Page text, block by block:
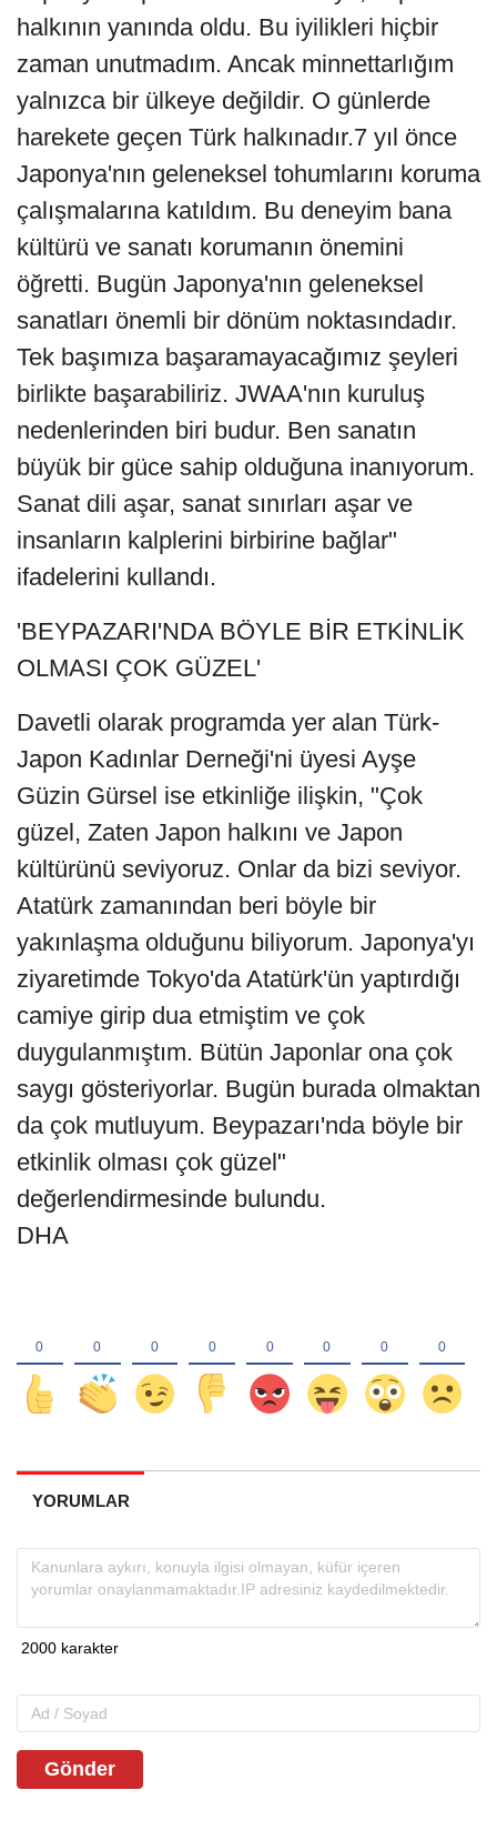
halkının yanında oldu. Bu iyilikleri hiçbir
zaman unutmadım. Ancak minnettarlığım
yalnızca bir ülkeye değildir. O günlerde
harekete geçen Türk halkınadır.7 yıl önce
Japonya'nın geleneksel tohumlarını koruma
çalışmalarına katıldım. Bu deneyim bana
kültürü ve sanatı korumanın önemini
öğretti. Bugün Japonya'nın geleneksel
sanatları önemli bir dönüm noktasındadır.
Tek başımıza başaramayacağımız şeyleri
birlikte başarabiliriz. JWAA'nın kuruluş
nedenlerinden biri budur. Ben sanatın
büyük bir güce sahip olduğuna inanıyorum.
Sanat dili aşar, sanat sınırları aşar ve
insanların kalplerini birbirine bağlar"
ifadelerini kullandı.
'BEYPAZARI'NDA BÖYLE BİR ETKİNLİK
OLMASI ÇOK GÜZEL'
Davetli olarak programda yer alan Türk-
Japon Kadınlar Derneği'ni üyesi Ayşe
Güzin Gürsel ise etkinliğe ilişkin, "Çok
güzel, Zaten Japon halkını ve Japon
kültürünü seviyoruz. Onlar da bizi seviyor.
Atatürk zamanından beri böyle bir
yakınlaşma olduğunu biliyorum. Japonya'yı
ziyaretimde Tokyo'da Atatürk'ün yaptırdığı
camiye girip dua etmiştim ve çok
duygulanmıştım. Bütün Japonlar ona çok
saygı gösteriyorlar. Bugün burada olmaktan
da çok mutluyum. Beypazarı'nda böyle bir
etkinlik olması çok güzel"
değerlendirmesinde bulundu.
DHA
YORUMLAR
Gönder